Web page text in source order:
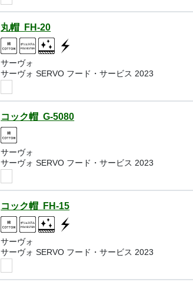
丸帽 FH-20
サーヴォ
サーヴォ SERVO フード・サービス 2023
コック帽 G-5080
サーヴォ
サーヴォ SERVO フード・サービス 2023
コック帽 FH-15
サーヴォ
サーヴォ SERVO フード・サービス 2023